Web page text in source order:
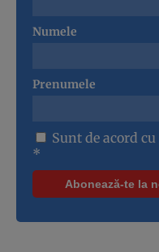
Numele
Prenumele
Sunt de acord cu
*